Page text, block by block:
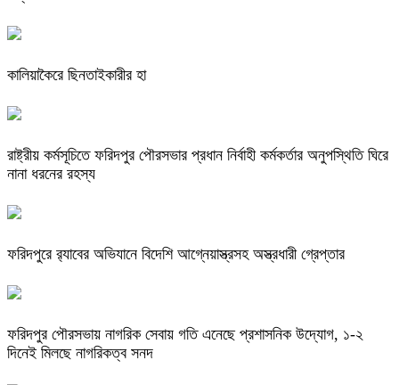
কালিয়াকৈরে ছিনতাইকারীর হা
রাষ্ট্রীয় কর্মসূচিতে ফরিদপুর পৌরসভার প্রধান নির্বাহী কর্মকর্তার অনুপস্থিতি ঘিরে
নানা ধরনের রহস্য
ফরিদপুরে র‌্যাবের অভিযানে বিদেশি আগ্নেয়াস্ত্রসহ অস্ত্রধারী গ্রেপ্তার
ফরিদপুর পৌরসভায় নাগরিক সেবায় গতি এনেছে প্রশাসনিক উদ্যোগ, ১-২
দিনেই মিলছে নাগরিকত্ব সনদ